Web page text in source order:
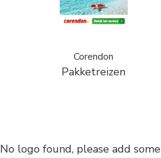
Corendon
Pakketreizen
No logo found, please add some